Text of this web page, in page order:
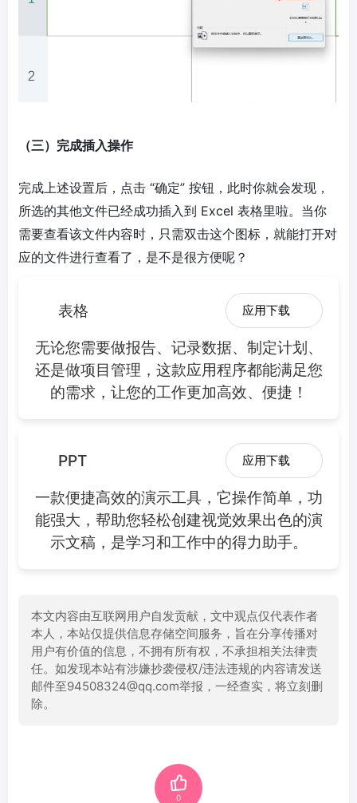
（三）完成插入操作
完成上述设置后，点击 “确定” 按钮，此时你就会发现，
所选的其他文件已经成功插入到 Excel 表格里啦。当你
需要查看该文件内容时，只需双击这个图标，就能打开对
应的文件进行查看了，是不是很方便呢？
表格 应用下载
无论您需要做报告、记录数据、制定计划、
还是做项目管理，这款应用程序都能满足您
的需求，让您的工作更加高效、便捷！
PPT 应用下载
一款便捷高效的演示工具，它操作简单，功
能强大，帮助您轻松创建视觉效果出色的演
示文稿，是学习和工作中的得力助手。
本文内容由互联网用户自发贡献，文中观点仅代表作者
本人，本站仅提供信息存储空间服务，旨在分享传播对
用户有价值的信息，不拥有所有权，不承担相关法律责
任。如发现本站有涉嫌抄袭侵权/违法违规的内容请发送
邮件至94508324@qq.com举报，一经查实，将立刻删
除。
0